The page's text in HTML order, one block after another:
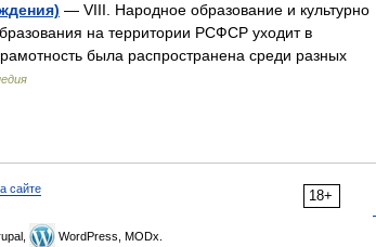
— VIII. Народное образование и культурно
на территории РСФСР уходит в
была распространена среди разных
18+
сайте
WordPress, MODx.